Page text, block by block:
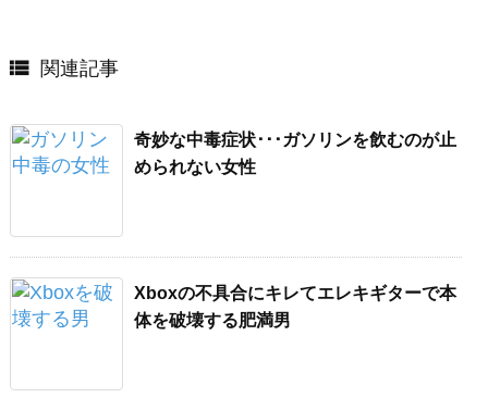
 関連記事
奇妙な中毒症状･･･ガソリンを飲むのが止
められない女性
Xboxの不具合にキレてエレキギターで本
体を破壊する肥満男